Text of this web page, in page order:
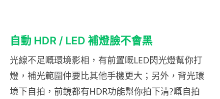
自動 HDR / LED 補燈臉不會黑
光線不足嘅環境影相，有前置嘅LED閃光燈幫你打
燈，補光範圍仲要比其他手機更大；另外，背光環
境下自拍，前鏡都有HDR功能幫你拍下清?嘅自拍